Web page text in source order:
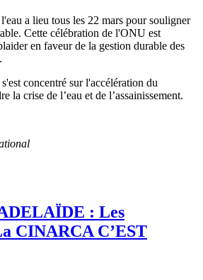
a lieu tous les 22 mars pour souligner
Cette célébration de l'ONU est
en faveur de la gestion durable des
concentré sur l'accélération du
la crise de l’eau et de l’assainissement.
: Les
CINARCA C’EST